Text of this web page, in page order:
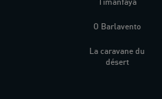
O Barlavento
La caravane du
désert